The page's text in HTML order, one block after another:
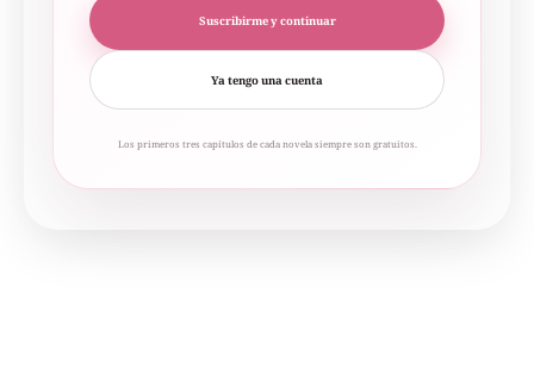
Suscribirme y continuar
Ya tengo una cuenta
Los primeros tres capítulos de cada novela siempre son gratuitos.